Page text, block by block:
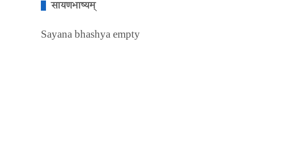
सायणभाष्यम्
Sayana bhashya empty